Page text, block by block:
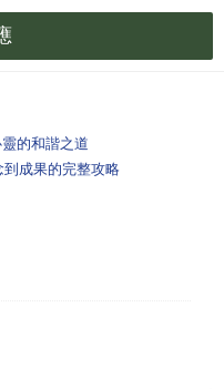
的和諧之道
成果的完整攻略